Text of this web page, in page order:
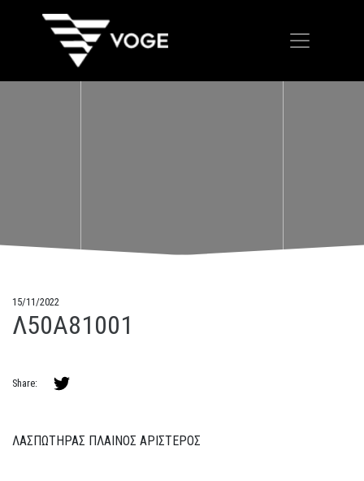
15/11/2022
Λ50A81001
Share:
ΛΑΣΠΩΤΗΡΑΣ ΠΛΑΙΝΟΣ ΑΡΙΣΤΕΡΟΣ